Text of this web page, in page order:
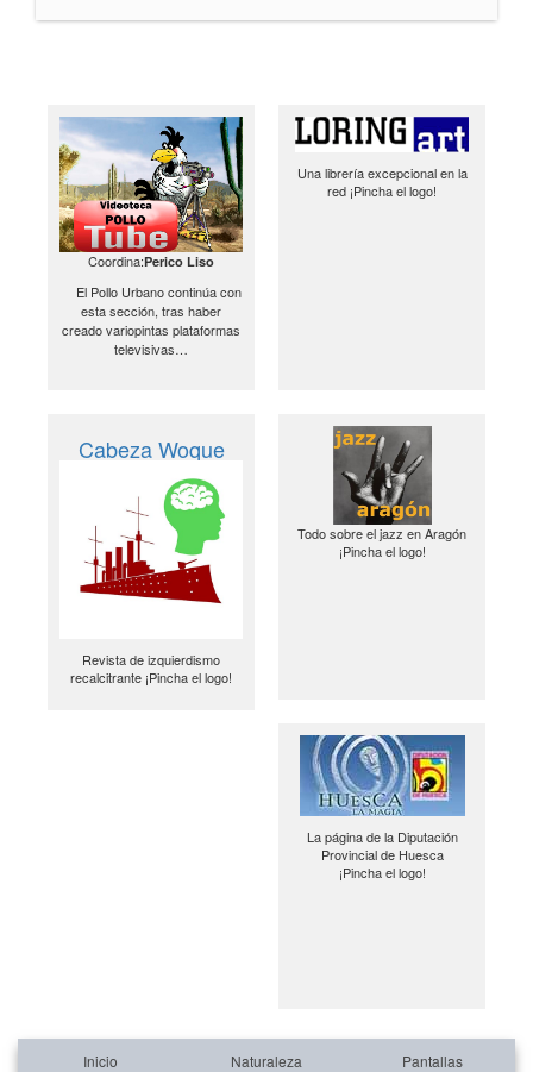
Coordina:Perico Liso
El Pollo Urbano continúa con
esta sección, tras haber
creado variopintas plataformas
televisivas…
Una librería excepcional en la
red ¡Pincha el logo!
Cabeza Woque
Revista de izquierdismo
recalcitrante ¡Pincha el logo!
Todo sobre el jazz en Aragón
¡Pincha el logo!
La página de la Diputación
Provincial de Huesca
¡Pincha el logo!
Inicio Naturaleza Pantallas